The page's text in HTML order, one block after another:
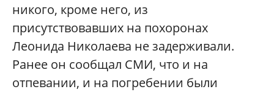
никого, кроме него, из
присутствовавших на похоронах
Леонида Николаева не задерживали.
Ранее он сообщал СМИ, что и на
отпевании, и на погребении были